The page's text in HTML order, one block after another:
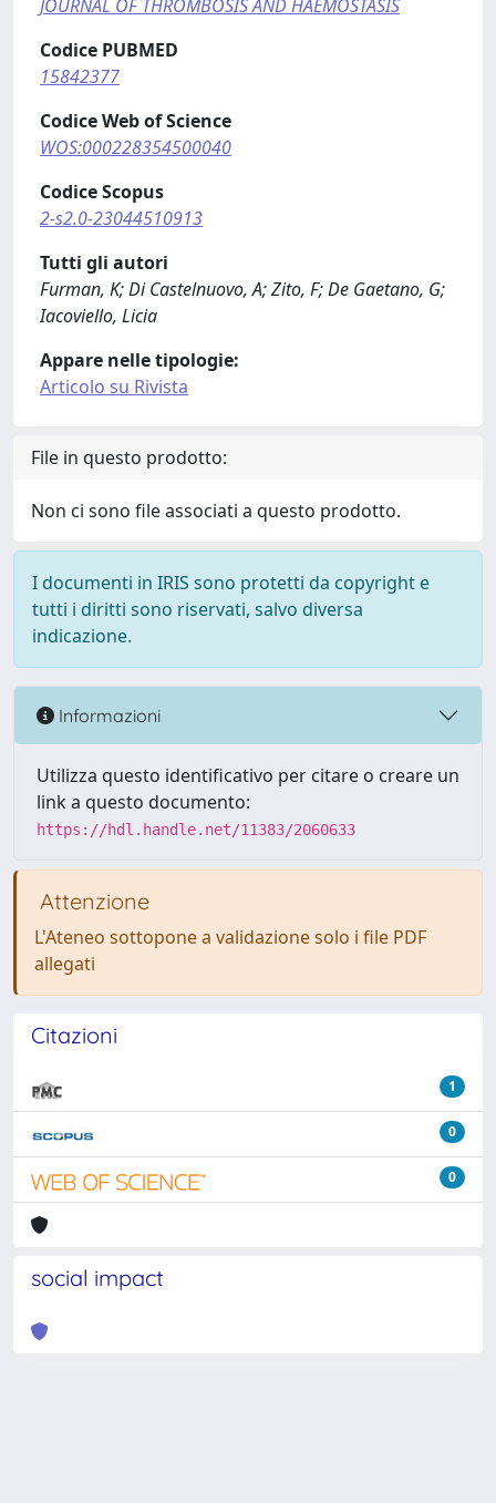
JOURNAL OF THROMBOSIS AND HAEMOSTASIS
Codice PUBMED
15842377
Codice Web of Science
WOS:000228354500040
Codice Scopus
2-s2.0-23044510913
Tutti gli autori
Furman, K; Di Castelnuovo, A; Zito, F; De Gaetano, G;
Iacoviello, Licia
Appare nelle tipologie:
Articolo su Rivista
File in questo prodotto:
Non ci sono file associati a questo prodotto.
I documenti in IRIS sono protetti da copyright e
tutti i diritti sono riservati, salvo diversa
indicazione.
Informazioni
Utilizza questo identificativo per citare o creare un
link a questo documento:
https://hdl.handle.net/11383/2060633
Attenzione
L'Ateneo sottopone a validazione solo i file PDF
allegati
Citazioni
1
0
0
social impact